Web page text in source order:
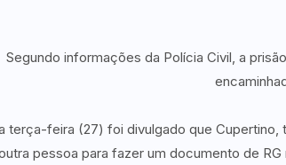
Segundo informações da Polícia Civil, a
terça-feira (27) foi divulgado que
pessoa para fazer um documento de